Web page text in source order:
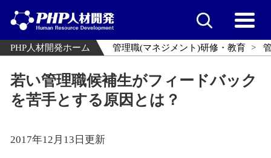
PHP人材開発ホーム 管理職(マネジメント)研修・教育
若い管理職候補生がフィードバック
を苦手とする原因とは？
2017年12月13日更新